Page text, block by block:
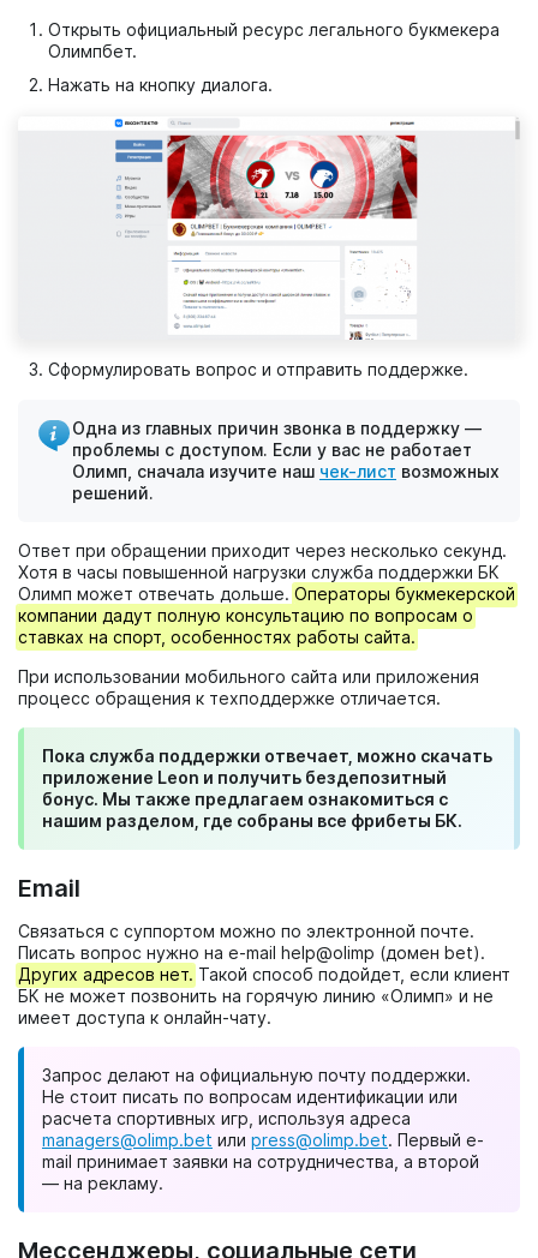
Открыть официальный ресурс легального букмекера
Олимпбет.
Нажать на кнопку диалога.
Сформулировать вопрос и отправить поддержке.
Одна из главных причин звонка в поддержку —
проблемы с доступом. Если у вас не работает
Олимп, сначала изучите наш чек-лист возможных
решений.
Ответ при обращении приходит через несколько секунд.
Хотя в часы повышенной нагрузки служба поддержки БК
Олимп может отвечать дольше. Операторы букмекерской
компании дадут полную консультацию по вопросам о
ставках на спорт, особенностях работы сайта.
При использовании мобильного сайта или приложения
процесс обращения к техподдержке отличается.
Пока служба поддержки отвечает, можно скачать
приложение Leon и получить бездепозитный
бонус. Мы также предлагаем ознакомиться с
нашим разделом, где собраны все фрибеты БК.
Email
Связаться с суппортом можно по электронной почте.
Писать вопрос нужно на e-mail help@olimp (домен bet).
Других адресов нет. Такой способ подойдет, если клиент
БК не может позвонить на горячую линию «Олимп» и не
имеет доступа к онлайн-чату.
Запрос делают на официальную почту поддержки.
Не стоит писать по вопросам идентификации или
расчета спортивных игр, используя адреса
managers@olimp.bet или press@olimp.bet. Первый e-
mail принимает заявки на сотрудничества, а второй
— на рекламу.
Мессенджеры, социальные сети